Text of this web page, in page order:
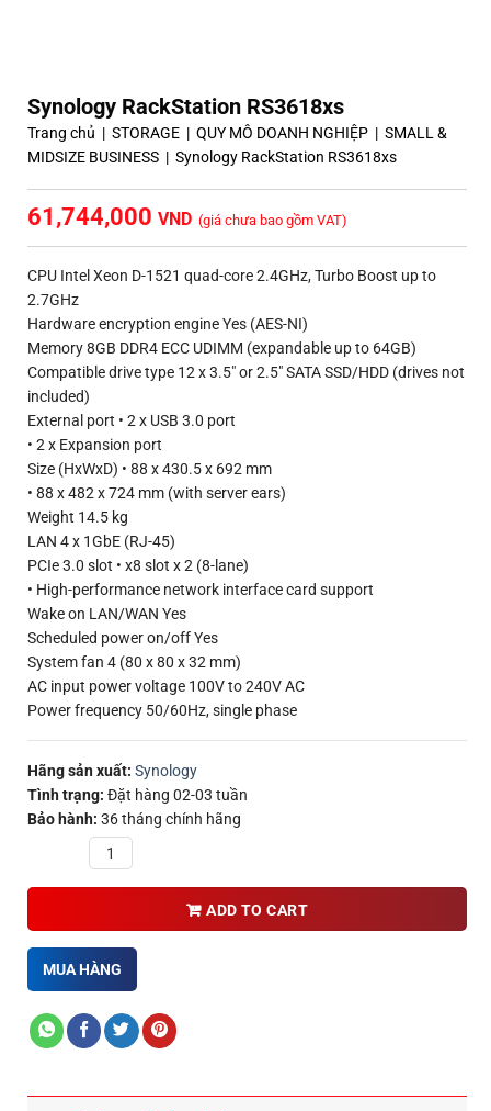
Synology RackStation RS3618xs
Trang chủ | STORAGE | QUY MÔ DOANH NGHIỆP | SMALL &
MIDSIZE BUSINESS | Synology RackStation RS3618xs
61,744,000 (giá chưa bao gồm VAT)
CPU Intel Xeon D-1521 quad-core 2.4GHz, Turbo Boost up to
2.7GHz
Hardware encryption engine Yes (AES-NI)
Memory 8GB DDR4 ECC UDIMM (expandable up to 64GB)
Compatible drive type 12 x 3.5″ or 2.5″ SATA SSD/HDD (drives not
included)
External port • 2 x USB 3.0 port
• 2 x Expansion port
Size (HxWxD) • 88 x 430.5 x 692 mm
• 88 x 482 x 724 mm (with server ears)
Weight 14.5 kg
LAN 4 x 1GbE (RJ-45)
PCIe 3.0 slot • x8 slot x 2 (8-lane)
• High-performance network interface card support
Wake on LAN/WAN Yes
Scheduled power on/off Yes
System fan 4 (80 x 80 x 32 mm)
AC input power voltage 100V to 240V AC
Power frequency 50/60Hz, single phase
Hãng sản xuất: Synology
Tình trạng: Đặt hàng 02-03 tuần
Bảo hành: 36 tháng chính hãng
ADD TO CART
MUA HÀNG